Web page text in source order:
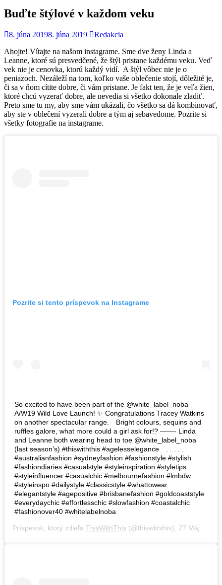
Buďte štýlové v každom veku
8. júna 20198. júna 2019
Redakcia
Ahojte! Vítajte na našom instagrame. Sme dve ženy Linda a
Leanne, ktoré sú presvedčené, že štýl pristane každému veku. Veď
vek nie je cenovka, ktorú každý vidí. A štýl vôbec nie je o
peniazoch. Nezáleží na tom, koľko vaše oblečenie stojí, dôležité je,
či sa v ňom cítite dobre, či vám pristane. Je fakt ten, že je veľa žien,
ktoré chcú vyzerať dobre, ale nevedia si všetko dokonale zladiť.
Preto sme tu my, aby sme vám ukázali, čo všetko sa dá kombinovať,
aby ste v oblečení vyzerali dobre a tým aj sebavedome. Pozrite si
všetky fotografie na instagrame.
Pozrite si tento príspevok na Instagrame
So excited to have been part of the @white_label_noba
A/W19 Wild Love Launch! ✨ Congratulations Tracey Watkins
on another spectacular range.⠀ Bright colours, sequins and
ruffles galore, what more could a girl ask for!? ——- Linda
and Leanne both wearing head to toe @white_label_noba
(last season’s) #thiswiththis #agelesselegance⠀ . . . . .
#australianfashion #sydneyfashion #fashionstyle #stylish
#fashiondiaries #casualstyle #styleinspiration #styletips
#styleinfluencer #casualchic #melbournefashion #lmbdw
#styleinspo #dailystyle #classicstyle #whattowear
#elegantstyle #agepositive #brisbanefashion #goldcoaststyle
#everydaychic #effortlesschic #slowfashion #coastalchic
#fashionover40 #whitelabelnoba
Príspevok, ktorý zdieľa ThisWithThis (@thiswiththis), 27 Máj 2019 o 1:14 PDT